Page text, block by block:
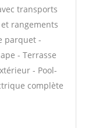
transports
rangements
parquet -
- Terrasse
- Pool-
complète